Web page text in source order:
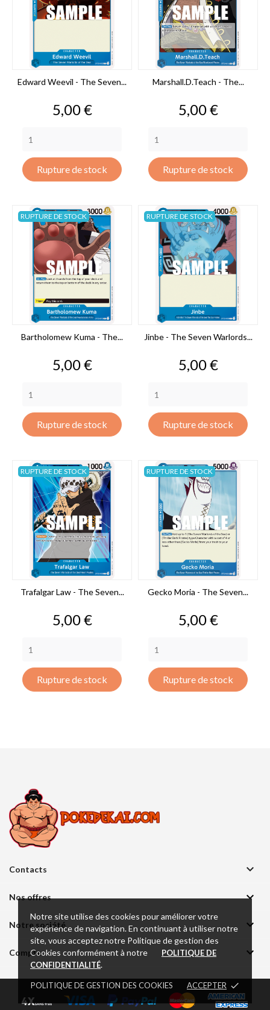
Notre site utilise des cookies pour améliorer votre
expérience de navigation. En continuant à utiliser notre
site, vous acceptez notre Politique de gestion des
Cookies conformément à notre
POLITIQUE DE
CONFIDENTIALITÉ.
POLITIQUE DE GESTION DES COOKIES ACCEPTER done
Edward Weevil - The Seven...
Prix
5,00 €
Rupture de stock
Marshall.D.Teach - The...
Prix
5,00 €
Rupture de stock
Bartholomew Kuma - The...
Prix
5,00 €
Rupture de stock
RUPTURE DE STOCK
Jinbe - The Seven Warlords...
Prix
5,00 €
Rupture de stock
RUPTURE DE STOCK
Trafalgar Law - The Seven...
Prix
5,00 €
Rupture de stock
RUPTURE DE STOCK
Gecko Moria - The Seven...
Prix
5,00 €
Rupture de stock
RUPTURE DE STOCK
Contacts 
Nos offres 
Notre société 
Compte 